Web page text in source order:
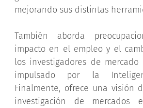
mejorando sus distintas
También aborda
impacto en el empleo y el
los investigadores de
impulsado por la
Finalmente, ofrece una visión
investigación de mercados